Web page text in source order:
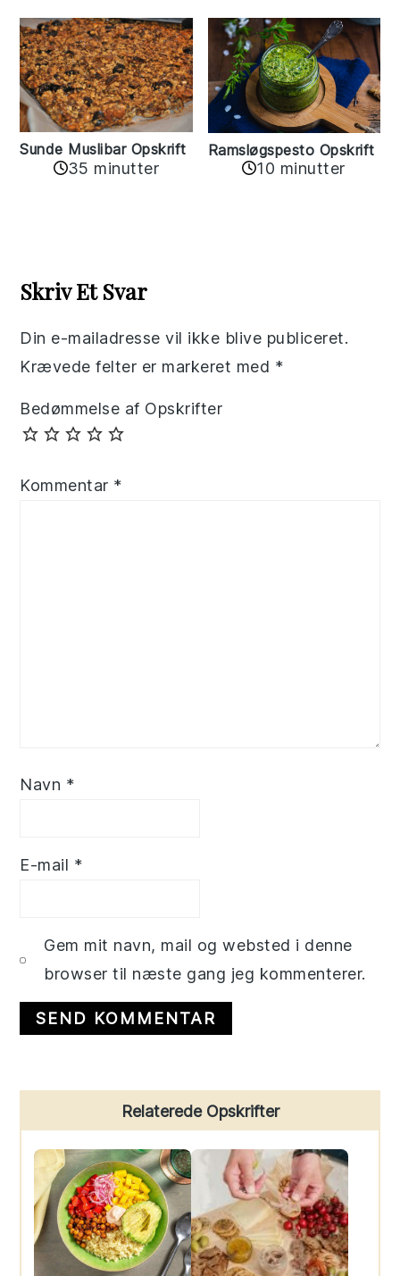
Sunde Muslibar Opskrift
35 minutter
Ramsløgspesto Opskrift
10 minutter
Interactions
Skriv Et Svar
Din e-mailadresse vil ikke blive publiceret.
Krævede felter er markeret med *
Bedømmelse af Opskrifter
Kommentar *
Navn *
E-mail *
Gem mit navn, mail og websted i denne
browser til næste gang jeg kommenterer.
Sidebar
Relaterede Opskrifter